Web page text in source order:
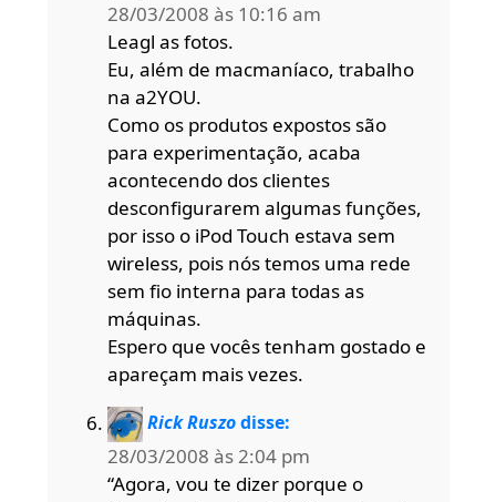
28/03/2008 às 10:16 am
Leagl as fotos.
Eu, além de macmaníaco, trabalho
na a2YOU.
Como os produtos expostos são
para experimentação, acaba
acontecendo dos clientes
desconfigurarem algumas funções,
por isso o iPod Touch estava sem
wireless, pois nós temos uma rede
sem fio interna para todas as
máquinas.
Espero que vocês tenham gostado e
apareçam mais vezes.
Rick Ruszo disse:
28/03/2008 às 2:04 pm
“Agora, vou te dizer porque o